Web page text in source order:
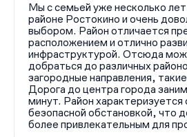
Мы с семьей уже несколько
районе Ростокино и очень
выбором. Район отличается
расположением и отлично
инфраструктурой. Отсюда
добраться до различных
загородные направления,
Дорога до центра города
минут. Район характеризуется
безопасной обстановкой, что
более привлекательным для